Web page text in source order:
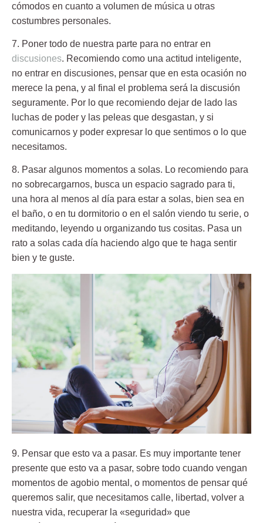
cómodos en cuanto a volumen de música u otras
costumbres personales.
7. Poner todo de nuestra parte para no entrar en
discusiones. Recomiendo como una actitud inteligente,
no entrar en discusiones, pensar que en esta ocasión no
merece la pena, y al final el problema será la discusión
seguramente. Por lo que recomiendo dejar de lado las
luchas de poder y las peleas que desgastan, y si
comunicarnos y poder expresar lo que sentimos o lo que
necesitamos.
8. Pasar algunos momentos a solas. Lo recomiendo para
no sobrecargarnos, busca un espacio sagrado para ti,
una hora al menos al día para estar a solas, bien sea en
el baño, o en tu dormitorio o en el salón viendo tu serie, o
meditando, leyendo u organizando tus cositas. Pasa un
rato a solas cada día haciendo algo que te haga sentir
bien y te guste.
9. Pensar que esto va a pasar. Es muy importante tener
presente que esto va a pasar, sobre todo cuando vengan
momentos de agobio mental, o momentos de pensar qué
queremos salir, que necesitamos calle, libertad, volver a
nuestra vida, recuperar la «seguridad» que